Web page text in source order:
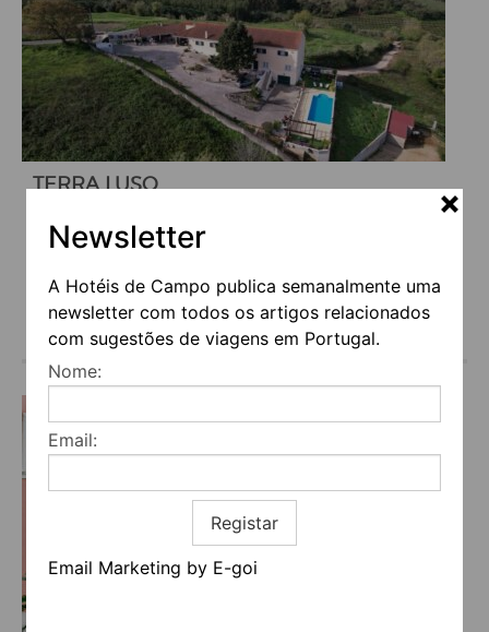
Newsletter
A Hotéis de Campo publica semanalmente uma
newsletter com todos os artigos relacionados
com sugestões de viagens em Portugal.
Nome:
Email:
Registar
Email Marketing by E-goi
TERRA LUSO
Serviços